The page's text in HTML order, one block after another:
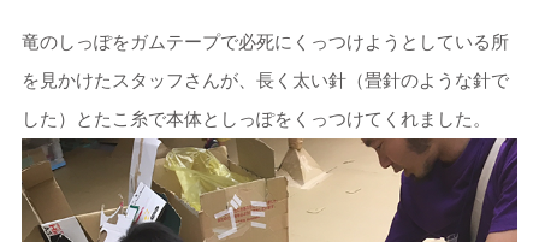
竜のしっぽをガムテープで必死にくっつけようとしている所
を見かけたスタッフさんが、長く太い針（畳針のような針で
した）とたこ糸で本体としっぽをくっつけてくれました。